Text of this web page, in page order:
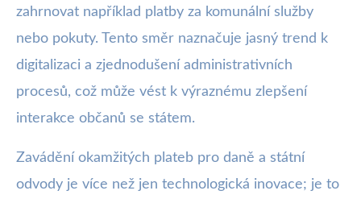
zahrnovat například platby za komunální služby
nebo pokuty. Tento směr naznačuje jasný trend k
digitalizaci a zjednodušení administrativních
procesů, což může vést k výraznému zlepšení
interakce občanů se státem.
Zavádění okamžitých plateb pro daně a státní
odvody je více než jen technologická inovace; je to